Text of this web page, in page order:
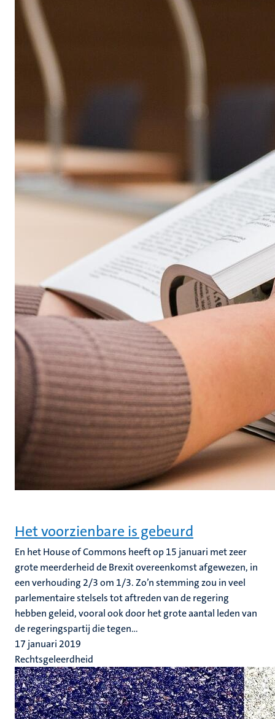
Het voorzienbare is gebeurd
En het House of Commons heeft op 15 januari met zeer
grote meerderheid de Brexit overeenkomst afgewezen, in
een verhouding 2/3 om 1/3. Zo’n stemming zou in veel
parlementaire stelsels tot aftreden van de regering
hebben geleid, vooral ook door het grote aantal leden van
de regeringspartij die tegen...
17 januari 2019
Rechtsgeleerdheid